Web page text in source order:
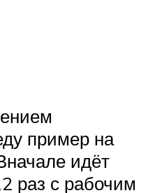
пример на
идёт
раз с рабочим